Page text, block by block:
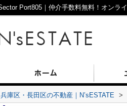
兵庫区・長田区の不動産｜N’sESTATE >